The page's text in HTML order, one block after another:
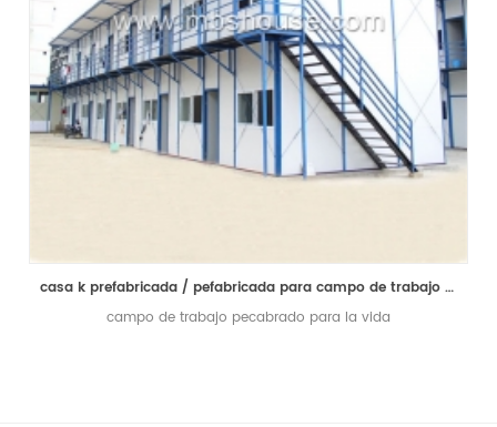
casa k prefabricada / pefabricada para campo de trabajo y oficina y sala de estar
campo de trabajo pecabrado para la vida